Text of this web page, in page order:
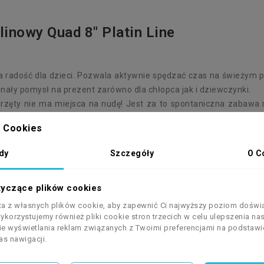
Quad 8" Platin Line
dla dzieci. Pozwala aktywnie spędzać czas na świeżym
pomysł na prezent zarówno dla chłopca jak i dziewczynki.
nie ma miejsca na nudę! Jest za to spontaniczna zabawa
w smarowniczki, dzięki czemu zapewnisz odpowiednie
Cookies
Szczegóły O
plików cookies
z własnych plików cookie, aby zapewnić Ci najwyższy poziom
również pliki cookie stron trzecich w celu ulepszenia
wyświetlania reklam związanych z Twoimi preferencjami na
nawigacji.